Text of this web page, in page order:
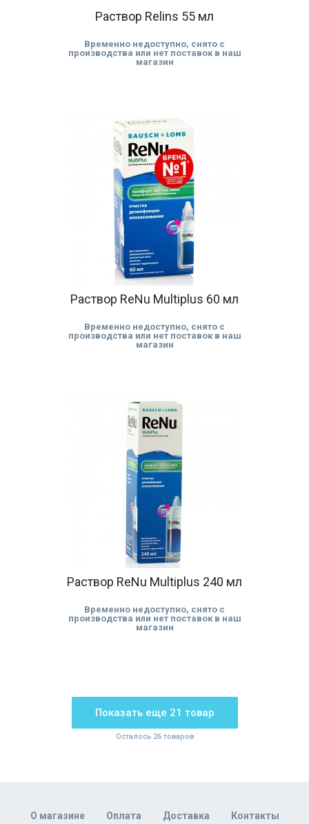
Раствор Relins 55 мл
Временно недоступно, снято с
производства или нет поставок в наш
магазин
Раствор ReNu Multiplus 60 мл
Временно недоступно, снято с
производства или нет поставок в наш
магазин
Раствор ReNu Multiplus 240 мл
Временно недоступно, снято с
производства или нет поставок в наш
магазин
Показать еще 21 товар
Осталось 26 товаров
О магазине Оплата Доставка
Контакты